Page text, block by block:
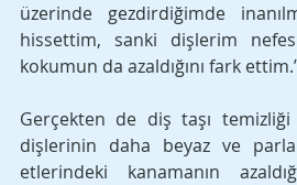
üzerinde gezdirdiğimde
hissettim, sanki dişlerim
kokumun da azaldığını fark
Gerçekten de diş taşı
dişlerinin daha beyaz ve
etlerindeki kanamanın